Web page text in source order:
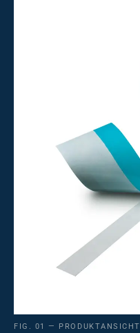
FIG. 01 — PRODUKTANSICHT